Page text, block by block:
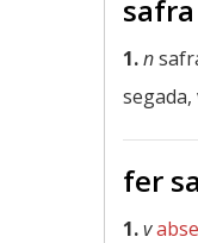
safra
1.n
segada,
fer
1.v